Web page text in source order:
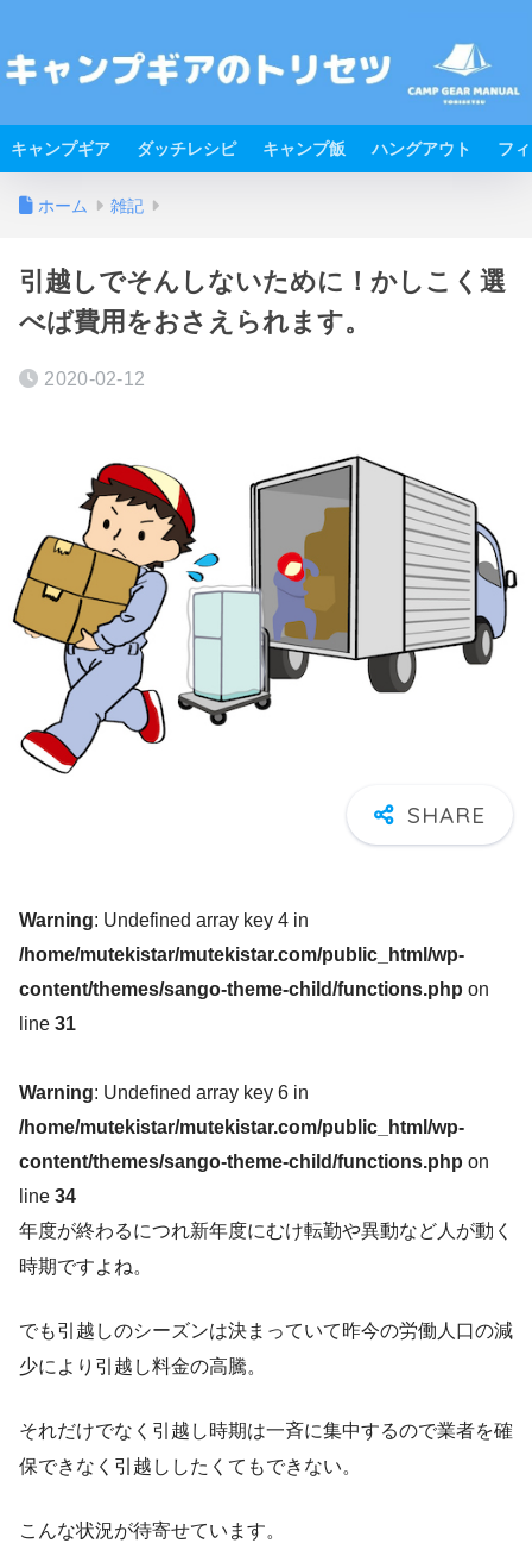
キャンプギア ダッチレシピ キャンプ飯 ハングアウト フ
ホーム 雑記
引越しでそんしないために！かしこく選
べば費用をおさえられます。
2020-02-12
Warning: Undefined array key 4 in
/home/mutekistar/mutekistar.com/public_html/wp-
content/themes/sango-theme-child/functions.php on
line 31
Warning: Undefined array key 6 in
/home/mutekistar/mutekistar.com/public_html/wp-
content/themes/sango-theme-child/functions.php on
line 34
年度が終わるにつれ新年度にむけ転勤や異動など人が動く
時期ですよね。
でも引越しのシーズンは決まっていて昨今の労働人口の減
少により引越し料金の高騰。
それだけでなく引越し時期は一斉に集中するので業者を確
保できなく引越ししたくてもできない。
こんな状況が待寄せています。